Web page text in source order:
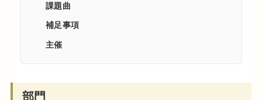
課題曲
補足事項
主催
部門